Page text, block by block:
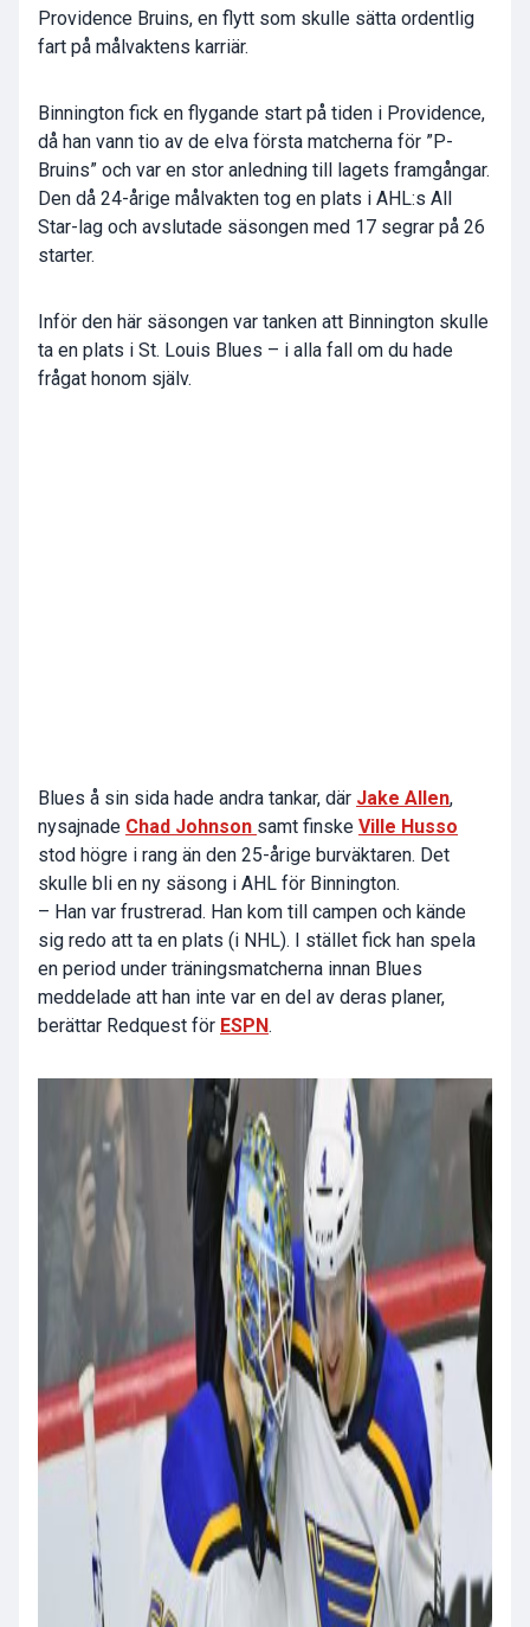
Providence Bruins, en flytt som skulle sätta ordentlig
fart på målvaktens karriär.
Binnington fick en flygande start på tiden i Providence,
då han vann tio av de elva första matcherna för ”P-
Bruins” och var en stor anledning till lagets framgångar.
Den då 24-årige målvakten tog en plats i AHL:s All
Star-lag och avslutade säsongen med 17 segrar på 26
starter.
Inför den här säsongen var tanken att Binnington skulle
ta en plats i St. Louis Blues – i alla fall om du hade
frågat honom själv.
Blues å sin sida hade andra tankar, där Jake Allen,
nysajnade Chad Johnson samt finske Ville Husso
stod högre i rang än den 25-årige burväktaren. Det
skulle bli en ny säsong i AHL för Binnington.
– Han var frustrerad. Han kom till campen och kände
sig redo att ta en plats (i NHL). I stället fick han spela
en period under träningsmatcherna innan Blues
meddelade att han inte var en del av deras planer,
berättar Redquest för ESPN.